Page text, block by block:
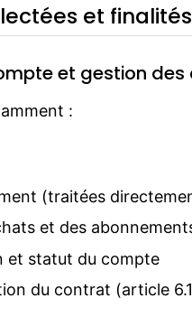
et finalités
et gestion
:
(traitées
et des
et statut du compte
du contrat (article